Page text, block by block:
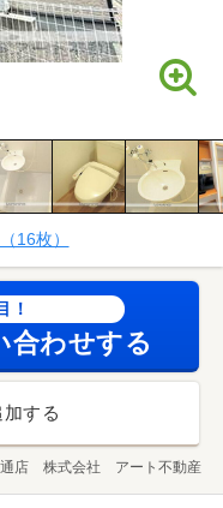
16枚）
！
合わせする
する
通店 株式会社 アート不動産